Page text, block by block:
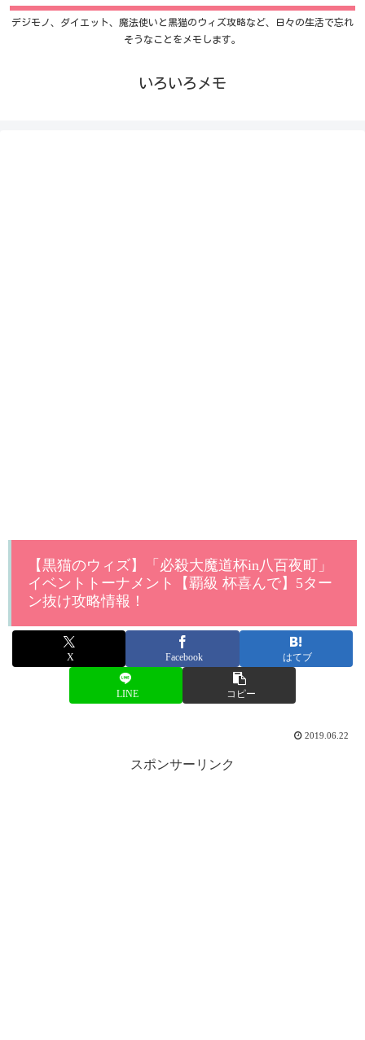
デジモノ、ダイエット、魔法使いと黒猫のウィズ攻略など、日々の生活で忘れ
そうなことをメモします。
いろいろメモ
【黒猫のウィズ】「必殺大魔道杯in八百夜町」
イベントトーナメント【覇級 杯喜んで】5ター
ン抜け攻略情報！
X Facebook はてブ
LINE コピー
2019.06.22
スポンサーリンク